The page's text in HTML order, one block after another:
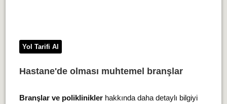
Yol Tarifi Al
Hastane'de olması muhtemel branşlar
Branşlar ve polikliniklerhakkında daha detaylı bilgiyi